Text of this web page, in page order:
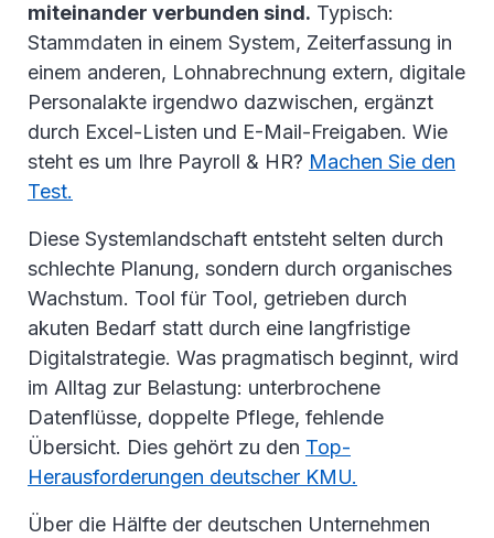
miteinander verbunden sind. Typisch:
Stammdaten in einem System, Zeiterfassung in
einem anderen, Lohnabrechnung extern, digitale
Personalakte irgendwo dazwischen, ergänzt
durch Excel-Listen und E-Mail-Freigaben. Wie
steht es um Ihre Payroll & HR? Machen Sie den
Test.
Diese Systemlandschaft entsteht selten durch
schlechte Planung, sondern durch organisches
Wachstum. Tool für Tool, getrieben durch
akuten Bedarf statt durch eine langfristige
Digitalstrategie. Was pragmatisch beginnt, wird
im Alltag zur Belastung: unterbrochene
Datenflüsse, doppelte Pflege, fehlende
Übersicht. Dies gehört zu den Top-
Herausforderungen deutscher KMU.
Über die Hälfte der deutschen Unternehmen